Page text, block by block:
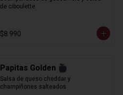
de ciboulette
$8.990
Papitas Golden
Salsa de queso cheddar y
champiñones salteados